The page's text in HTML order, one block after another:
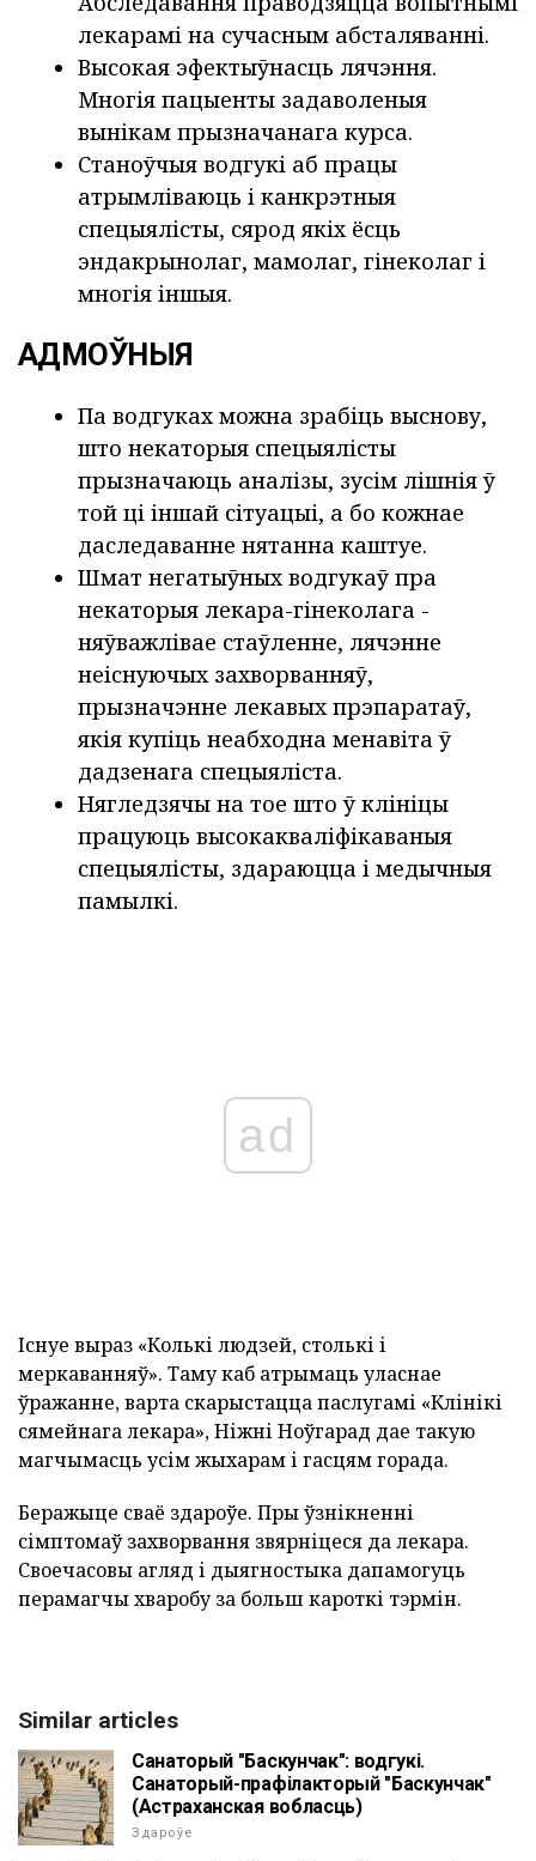
лекарамі на сучасным абсталяванні.
Высокая эфектыўнасць лячэння.
Многія пацыенты задаволеныя
вынікам прызначанага курса.
Станоўчыя водгукі аб працы
атрымліваюць і канкрэтныя
спецыялісты, сярод якіх ёсць
эндакрынолаг, мамолаг, гінеколаг і
многія іншыя.
АДМОЎНЫЯ
Па водгуках можна зрабіць выснову,
што некаторыя спецыялісты
прызначаюць аналізы, зусім лішнія ў
той ці іншай сітуацыі, а бо кожнае
даследаванне нятанна каштуе.
Шмат негатыўных водгукаў пра
некаторыя лекара-гінеколага -
няўважлівае стаўленне, лячэнне
неіснуючых захворванняў,
прызначэнне лекавых прэпаратаў,
якія купіць неабходна менавіта ў
дадзенага спецыяліста.
Нягледзячы на тое што ў клініцы
працуюць высокакваліфікаваныя
спецыялісты, здараюцца і медычныя
памылкі.
ad
Існуе выраз «Колькі людзей, столькі і
меркаванняў». Таму каб атрымаць уласнае
ўражанне, варта скарыстацца паслугамі «Клінікі
сямейнага лекара», Ніжні Ноўгарад дае такую
магчымасць усім жыхарам і гасцям горада.
Беражыце сваё здароўе. Пры ўзнікненні
сімптомаў захворвання звярніцеся да лекара.
Своечасовы агляд і дыягностыка дапамогуць
перамагчы хваробу за больш кароткі тэрмін.
Similar articles
Санаторый "Баскунчак": водгукі.
Санаторый-прафілакторый "Баскунчак"
(Астраханская вобласць)
Здароўе